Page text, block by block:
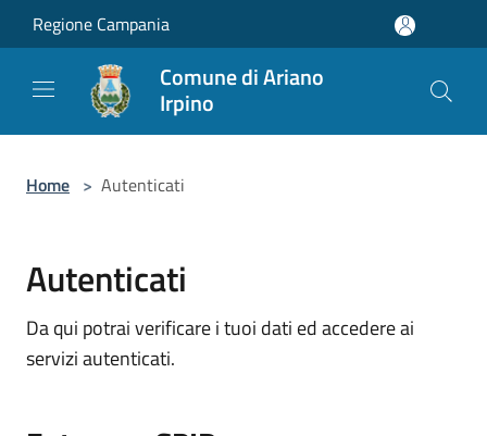
Salta al contenuto principale
Regione Campania
Comune di Ariano
Irpino
Home > Autenticati
Autenticati
Da qui potrai verificare i tuoi dati ed accedere ai
servizi autenticati.